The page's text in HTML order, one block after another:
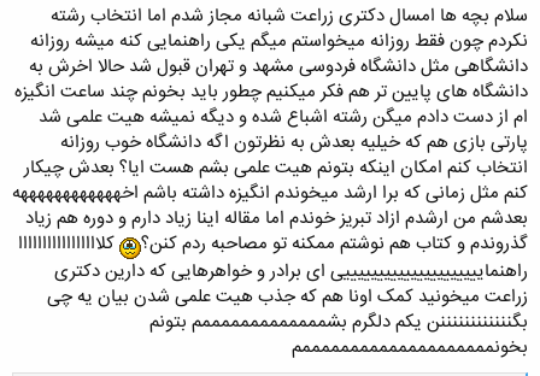
سلام بچه ها امسال دکتری زراعت شبانه مجاز شدم اما انتخاب رشته
نکردم چون فقط روزانه میخواستم میگم یکی راهنمایی کنه میشه روزانه
دانشگاهی مثل دانشگاه فردوسی مشهد و تهران قبول شد حالا اخرش به
دانشگاه های پایین تر هم فکر میکنیم چطور باید بخونم چند ساعت انگیزه
ام از دست دادم میگن رشته اشباع شده و دیگه نمیشه هیت علمی شد
پارتی بازی هم که خیلیه بعدش به نظرتون اگه دانشگاه خوب روزانه
انتخاب کنم امکان اینکه بتونم هیت علمی بشم هست ایا؟ بعدش چیکار
کنم مثل زمانی که برا ارشد میخوندم انگیزه داشته باشم اخههههههههههههه
بعدشم من ارشدم ازاد تبریز خوندم اما مقاله اینا زیاد دارم و دوره هم زیاد
گذروندم و کتاب هم نوشتم ممکنه تو مصاحبه ردم کنن؟
کلااااااااااااااااا
راهنمایییییییییییییییییییییی ای برادر و خواهرهایی که دارین دکتری
زراعت میخونید کمک اونا هم که جذب هیت علمی شدن بیان یه چی
بگننننننننننننن یکم دلگرم بشمممممممممممممم بتونم
بخونممممممممممممممممممممم